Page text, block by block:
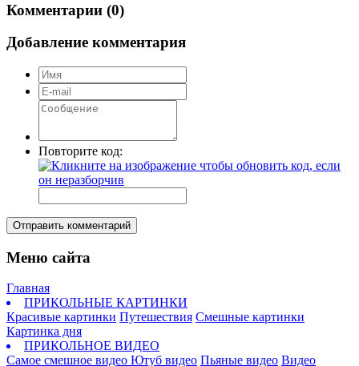
Комментарии (0)
Добавление комментария
Повторите код:
Отправить комментарий
Меню сайта
Главная
ПРИКОЛЬНЫЕ КАРТИНКИ
Красивые картинки Путешествия Смешные картинки
Картинка дня
ПРИКОЛЬНОЕ ВИДЕО
Самое смешное видео Ютуб видео Пьяные видео Видео